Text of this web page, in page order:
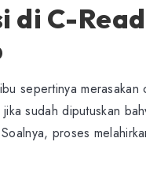
di C-
sepertinya merasakan
sudah diputuskan
proses